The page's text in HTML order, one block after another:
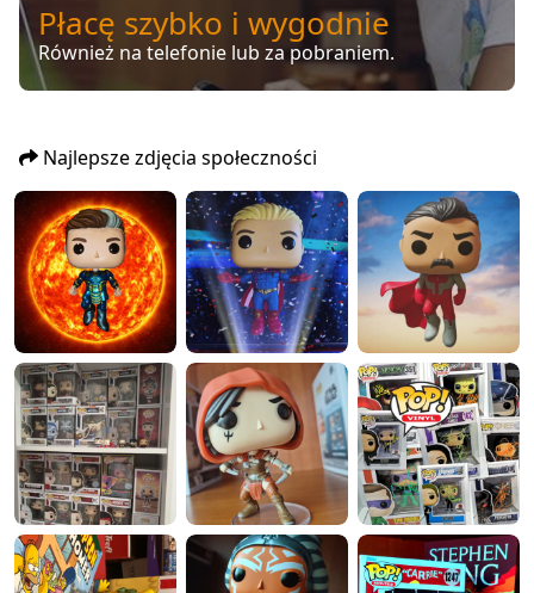
Płacę szybko i wygodnie
Również na telefonie lub za pobraniem.
Najlepsze zdjęcia społeczności